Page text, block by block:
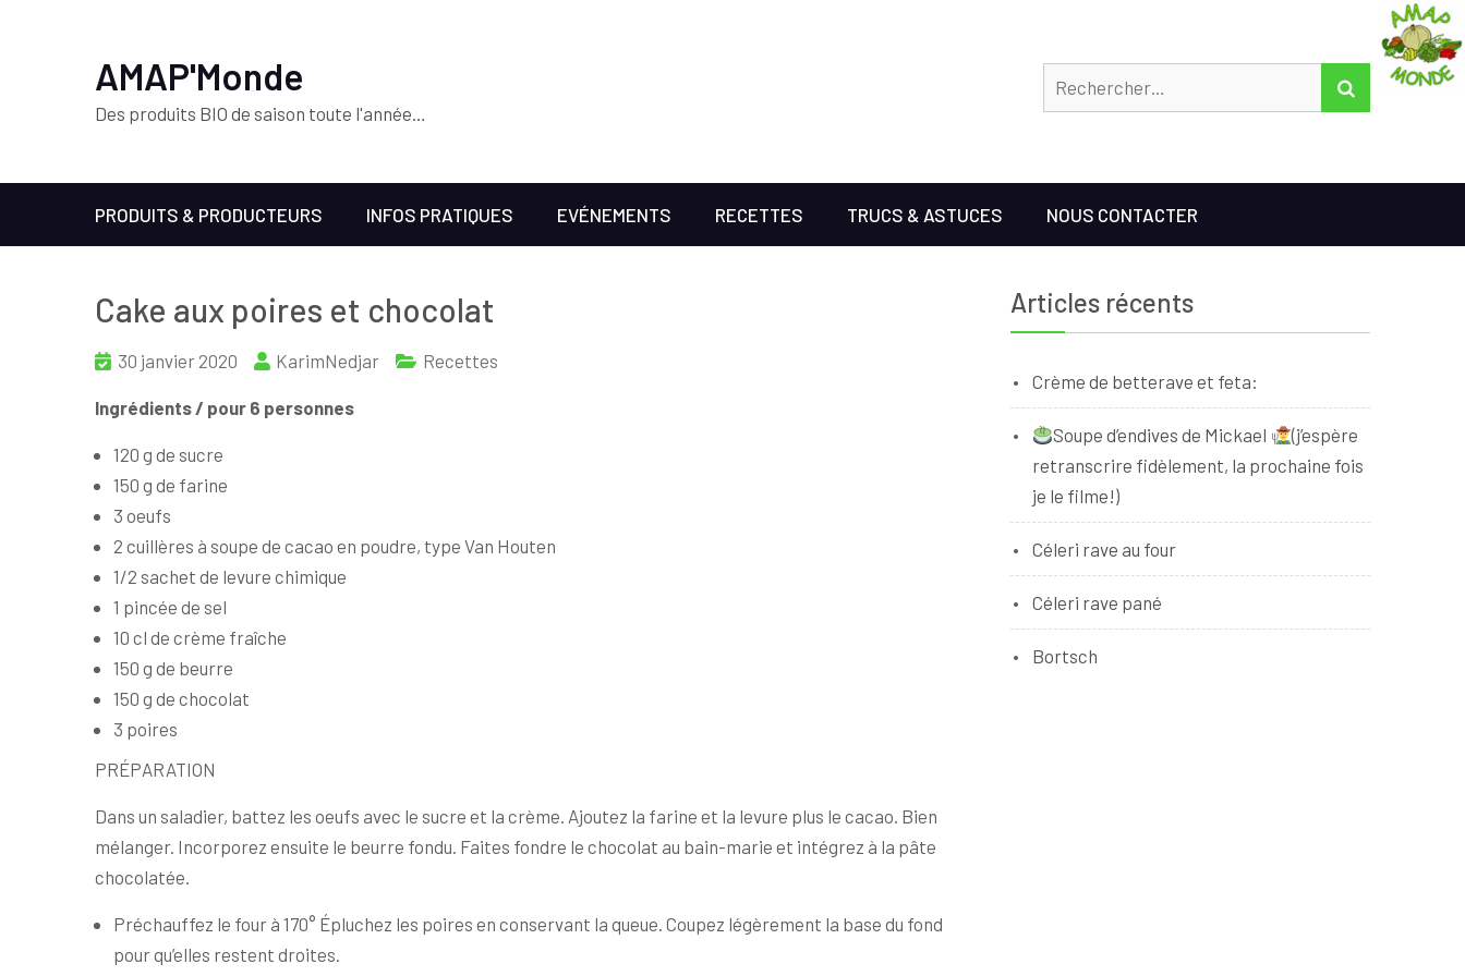
AMAP'Monde
Des produits BIO de saison toute l'année…
RECHERCHER
PRODUITS & PRODUCTEURS INFOS PRATIQUES EVÉNEMENTS RECETTES TRUCS & ASTUCES NOUS CONTACTER
Cake aux poires et chocolat
30 janvier 2020 KarimNedjar Recettes
Ingrédients / pour 6 personnes
120 g de sucre
150 g de farine
3 oeufs
2 cuillères à soupe de cacao en poudre, type Van Houten
1/2 sachet de levure chimique
1 pincée de sel
10 cl de crème fraîche
150 g de beurre
150 g de chocolat
3 poires
PRÉPARATION
Dans un saladier, battez les oeufs avec le sucre et la crème. Ajoutez la farine et la levure plus le cacao. Bien
mélanger. Incorporez ensuite le beurre fondu. Faites fondre le chocolat au bain-marie et intégrez à la pâte
chocolatée.
Préchauffez le four à 170° Épluchez les poires en conservant la queue. Coupez légèrement la base du fond
pour qu’elles restent droites.
Articles récents
Crème de betterave et feta:
Soupe d’endives de Mickael
(j’espère
retranscrire fidèlement, la prochaine fois
je le filme!)
Céleri rave au four
Céleri rave pané
Bortsch